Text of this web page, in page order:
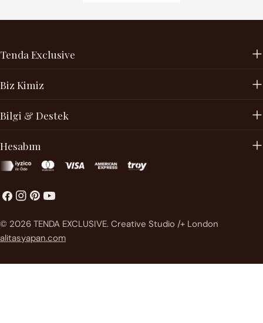
Tenda Exclusive
Biz Kimiz
Bilgi & Destek
Hesabım
Facebook
instagram
Pinterest'te
Youtube
© 2026 TENDA EXCLUSIVE. Creative Studio /+ London
alitasyapan.com
Ödeme
metodları